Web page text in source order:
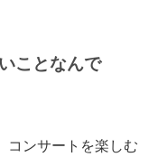
ことなんで
コンサートを楽しむ